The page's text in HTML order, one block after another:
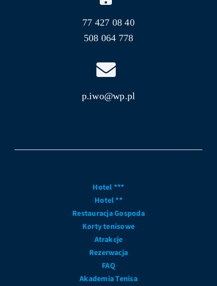
77 427 08 40
508 064 778
p.iwo@wp.pl
Hotel ***
Hotel **
Restauracja Gospoda
Korty tenisowe
Atrakcje
Rezerwacja
FAQ
Akademia Tenisa